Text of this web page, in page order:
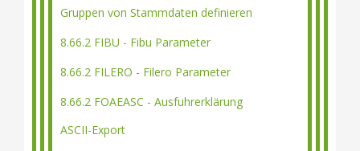
Gruppen von Stammdaten definieren
8.66.2 FIBU - Fibu Parameter
8.66.2 FILERO - Filero Parameter
8.66.2 FOAEASC - Ausfuhrerklärung
ASCII-Export